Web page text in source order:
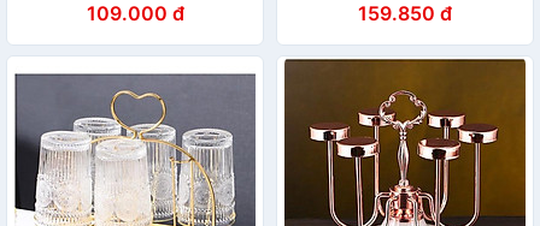
tiện dụng109.000 đ
2022 | GIÁ ÚP LY CỐC TIM
159.850 đ